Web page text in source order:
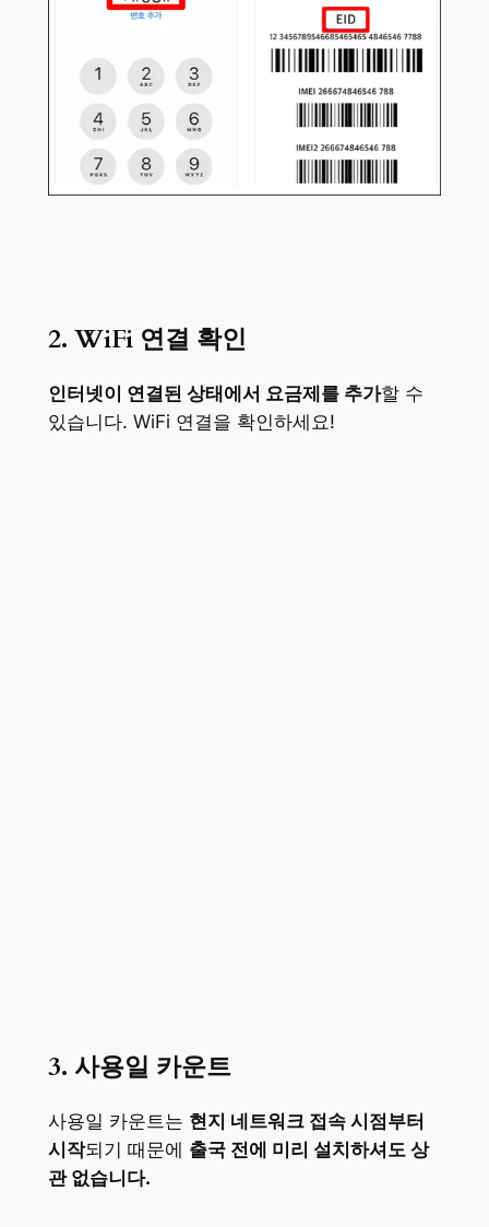
2. WiFi 연결 확인
인터넷이 연결된 상태에서 요금제를 추가할 수
있습니다. WiFi 연결을 확인하세요!
3. 사용일 카운트
사용일 카운트는 현지 네트워크 접속 시점부터
시작되기 때문에 출국 전에 미리 설치하셔도 상
관 없습니다.